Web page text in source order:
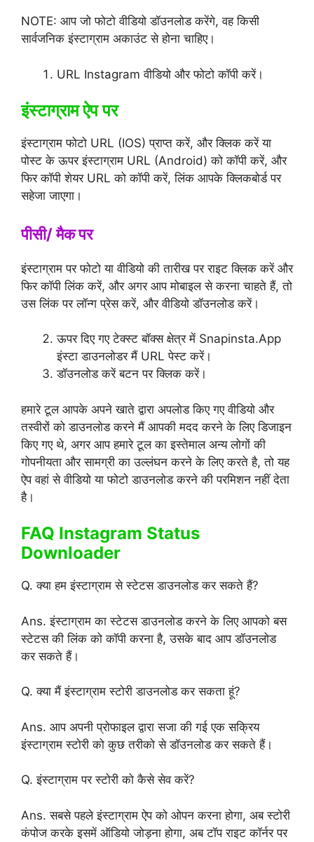
NOTE: आप जो फोटो वीडियो डॉउनलोड करेंगे, वह किसी
सार्वजनिक इंस्टाग्राम अकाउंट से होना चाहिए।
URL Instagram वीडियो और फोटो कॉपी करें।
इंस्टाग्राम ऐप पर
इंस्टाग्राम फोटो URL (IOS) प्राप्त करें, और क्लिक करें या
पोस्ट के ऊपर इंस्टाग्राम URL (Android) को कॉपी करें, और
फिर कॉपी शेयर URL को कॉपी करें, लिंक आपके क्लिकबोर्ड पर
सहेजा जाएगा।
पीसी/ मैक पर
इंस्टाग्राम पर फोटो या वीडियो की तारीख पर राइट क्लिक करें और
फिर कॉपी लिंक करें, और अगर आप मोबाइल से करना चाहते हैं, तो
उस लिंक पर लॉन्ग प्रेस करें, और वीडियो डॉउनलोड करें।
ऊपर दिए गए टेक्स्ट बॉक्स क्षेत्र में Snapinsta.App
इंस्टा डाउनलोडर मैं URL पेस्ट करें।
डॉउनलोड करें बटन पर क्लिक करें।
हमारे टूल आपके अपने खाते द्वारा अपलोड किए गए वीडियो और
तस्वीरों को डाउनलोड करने मैं आपकी मदद करने के लिए डिजाइन
किए गए थे, अगर आप हमारे टूल का इस्तेमाल अन्य लोगों की
गोपनीयता और सामग्री का उल्लंघन करने के लिए करते है, तो यह
ऐप वहां से वीडियो या फोटो डाउनलोड करने की परमिशन नहीं देता
है।
FAQ Instagram Status
Downloader
Q. क्या हम इंस्टाग्राम से स्टेटस डाउनलोड कर सकते हैं?
Ans. इंस्टाग्राम का स्टेटस डाउनलोड करने के लिए आपको बस
स्टेटस की लिंक को कॉपी करना है, उसके बाद आप डॉउनलोड
कर सकते हैं।
Q. क्या मैं इंस्टाग्राम स्टोरी डाउनलोड कर सकता हूं?
Ans. आप अपनी प्रोफाइल द्वारा सजा की गई एक सक्रिय
इंस्टाग्राम स्टोरी को कुछ तरीको से डॉउनलोड कर सकते हैं।
Q. इंस्टाग्राम पर स्टोरी को कैसे सेव करें?
Ans. सबसे पहले इंस्टाग्राम ऐप को ओपन करना होगा, अब स्टोरी
कंपोज करके इसमें ऑडियो जोड़ना होगा, अब टॉप राइट कॉर्नर पर